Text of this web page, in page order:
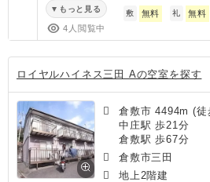
もっと見る
4人閲覧中
敷 無料 礼 無料
ロイヤルハイネス三田 Aの空室を探す
倉敷市 4494m (徒
中庄駅 歩21分
倉敷駅 歩67分
倉敷市三田
地上2階建